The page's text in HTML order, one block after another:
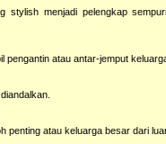
stylish menjadi pelengkap
atau antar-jemput
penting atau keluarga besar dari